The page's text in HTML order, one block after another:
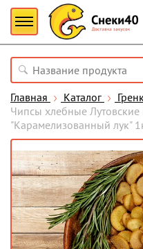
Главная Каталог
Чипсы хлебные
"Карамелизованный лук"